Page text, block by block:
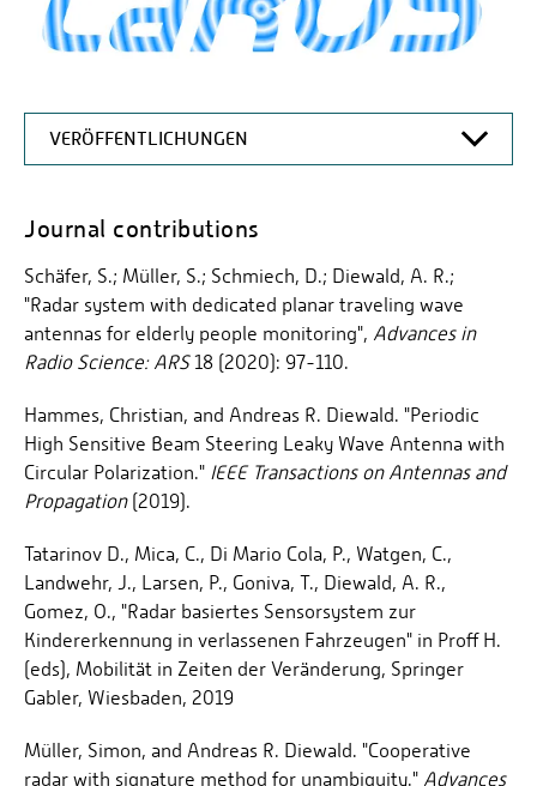
VERÖFFENTLICHUNGEN
ABOUT US
AUSSTATTUNG
TEAM
FORSCHUNG
VERÖFFENTLICHUNGEN
AKTUELLES
Journal contributions
Schäfer, S.; Müller, S.; Schmiech, D.; Diewald, A. R.;
"Radar system with dedicated planar traveling wave
antennas for elderly people monitoring", Advances in
Radio Science: ARS18 (2020): 97-110.
Hammes, Christian, and Andreas R. Diewald. "Periodic
High Sensitive Beam Steering Leaky Wave Antenna with
Circular Polarization." IEEE Transactions on Antennas and
Propagation(2019).
Tatarinov D., Mica, C., Di Mario Cola, P., Watgen, C.,
Landwehr, J., Larsen, P., Goniva, T., Diewald, A. R.,
Gomez, O., "Radar basiertes Sensorsystem zur
Kindererkennung in verlassenen Fahrzeugen" in Proff H.
(eds), Mobilität in Zeiten der Veränderung, Springer
Gabler, Wiesbaden, 2019
Müller, Simon, and Andreas R. Diewald. "Cooperative
radar with signature method for unambiguity." Advances